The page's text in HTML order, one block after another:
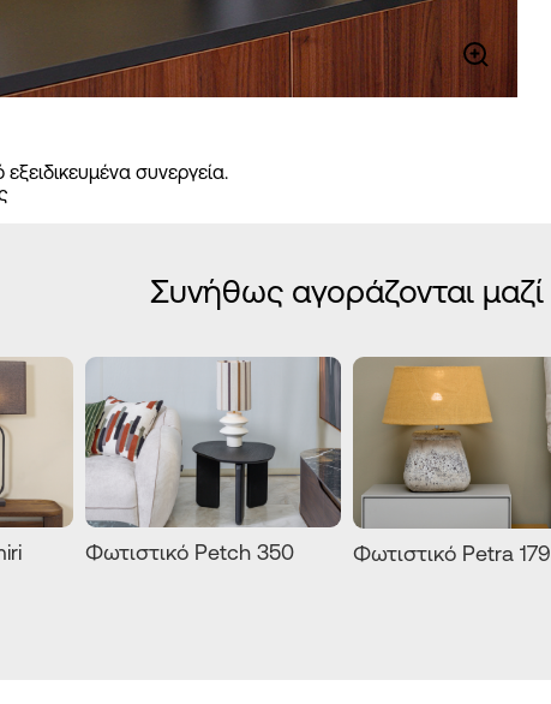
συνεργεία.
Συνήθως αγοράζονται μαζί
Φωτιστικό Petch 350 Φωτιστικό Petra 179